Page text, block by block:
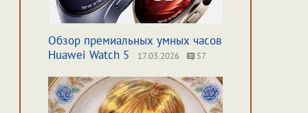
Обзор премиальных умных часов
Huawei Watch 5
17.03.2026 57